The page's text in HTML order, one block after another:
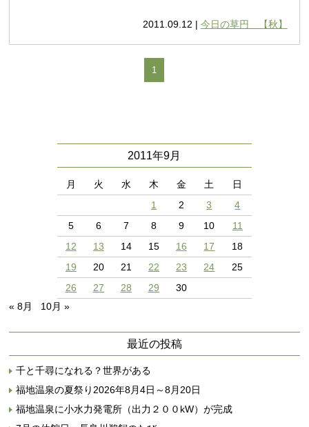
2011.09.12 | 今日の草円 【秋】
1
2011年9月
月 火 水 木 金 土 日
1 2 3
4
5
6 7 8 9 10
11
12
13 14 15 16 17
18
19
20 21 22 23 24
25
26
27 28 29 30
« 8月 10月 »
最近の投稿
千と千尋になれる？世界がある
福地温泉の夏祭り2026年8月4日～8月20日
福地温泉に小水力発電所（出力２００kW）が完成